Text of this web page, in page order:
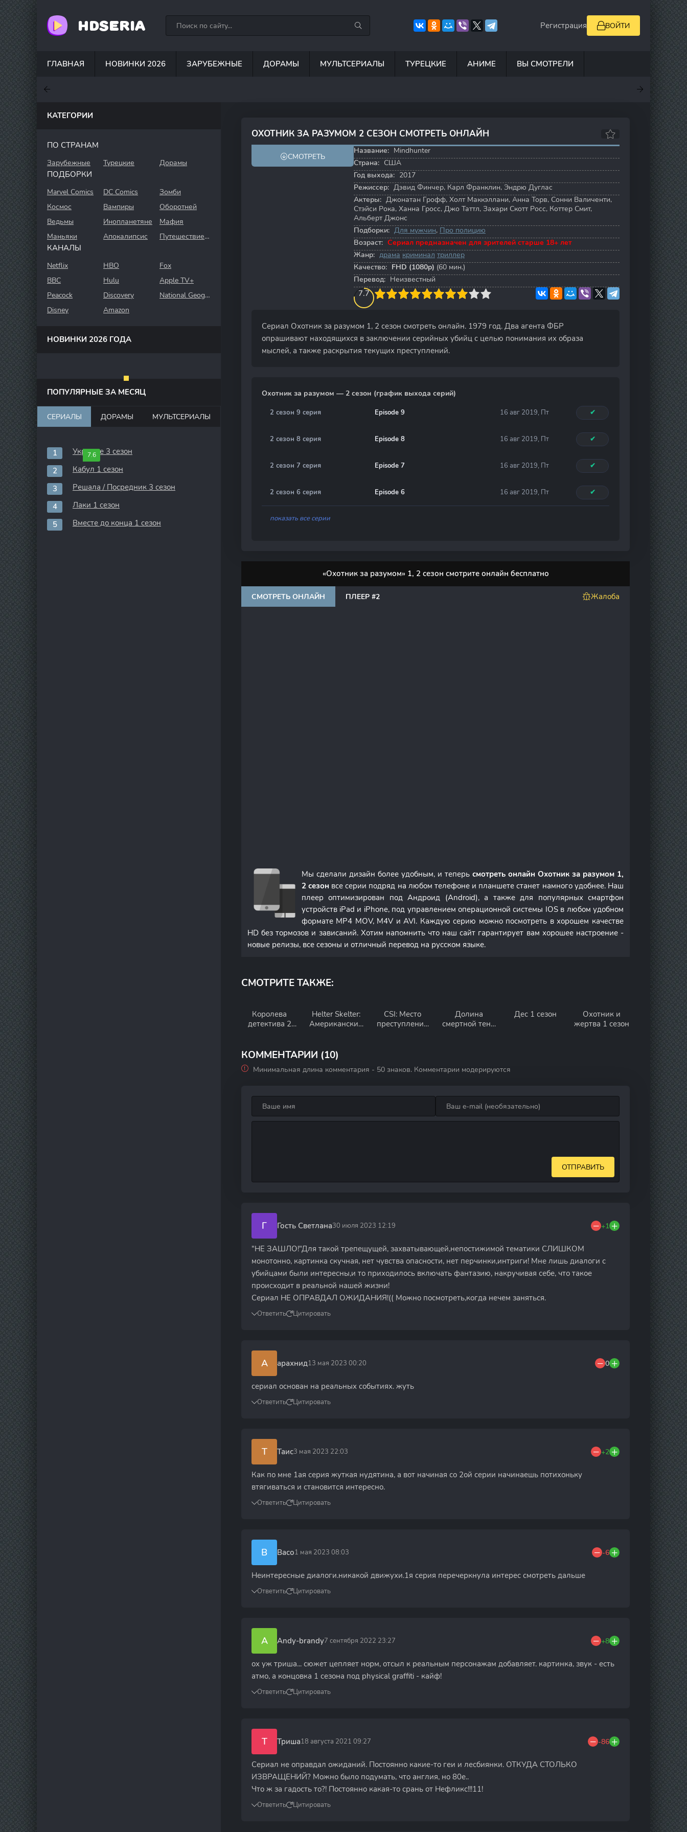
HDSERIA Регистрация ВОЙТИ
ГЛАВНАЯ НОВИНКИ 2026 ЗАРУБЕЖНЫЕ ДОРАМЫ МУЛЬТСЕРИАЛЫ ТУРЕЦКИЕ АНИМЕ ВЫ СМОТРЕЛИ
7.8
ОХОТНИК ЗА РАЗУМОМ 2 СЕЗОН СМОТРЕТЬ ОНЛАЙН
8.1 8.6
СМОТРЕТЬ
Название: Mindhunter
Страна: США
Год выхода: 2017
Режиссер: Дэвид Финчер, Карл Франклин, Эндрю Дуглас
Актеры: Джонатан Грофф, Холт Маккэллани, Анна Торв, Сонни Валиченти,
Стэйси Рока, Ханна Гросс, Джо Таттл, Захари Скотт Росс, Коттер Смит,
Альберт Джонс
Подборки: Для мужчин, Про полицию
Возраст: Сериал предназначен для зрителей старше 18+ лет
Жанр: драма криминал триллер
Качество: FHD (1080p) (60 мин.)
Перевод: Неизвестный
7.7
4 5 6 7 8 9 10
Сериал Охотник за разумом 1, 2 сезон смотреть онлайн. 1979 год. Два агента ФБР
опрашивают находящихся в заключении серийных убийц с целью понимания их образа
мыслей, а также раскрытия текущих преступлений.
Охотник за разумом — 2 сезон (график выхода серий)
2 сезон 9 серия Episode 9 16 авг 2019, Пт ✔
2 сезон 8 серия Episode 8 16 авг 2019, Пт ✔
2 сезон 7 серия Episode 7 16 авг 2019, Пт ✔
2 сезон 6 серия Episode 6 16 авг 2019, Пт ✔
показать все серии
«Охотник за разумом» 1, 2 сезон смотрите онлайн бесплатно
СМОТРЕТЬ ОНЛАЙН ПЛЕЕР #2 Жалоба
Мы сделали дизайн более удобным, и теперь смотреть онлайн Охотник за разумом 1,
2 сезон все серии подряд на любом телефоне и планшете станет намного удобнее. Наш
плеер оптимизирован под Андроид (Android), а также для популярных смартфон
устройств iPad и iPhone, под управлением операционной системы IOS в любом удобном
формате MP4 MOV, M4V и AVI. Каждую серию можно посмотреть в хорошем качестве
HD без тормозов и зависаний. Хотим напомнить что наш сайт гарантирует вам хорошее настроение -
новые релизы, все сезоны и отличный перевод на русском языке.
СМОТРИТЕ ТАКЖЕ:
Королева
детектива 2
Helter Skelter:
Американский
CSI: Место
преступления
Долина
смертной тени
Дес 1 сезон
Охотник и
жертва 1 сезон
КОММЕНТАРИИ (10)
Минимальная длина комментария - 50 знаков. Комментарии модерируются
ОТПРАВИТЬ
Г Гость Светлана30 июля 2023 12:19 +1
"НЕ ЗАШЛО!"Для такой трепещущей, захватывающей,непостижимой тематики СЛИШКОМ
монотонно, картинка скучная, нет чувства опасности, нет перчинки,интриги! Мне лишь диалоги с
убийцами были интересны,и то приходилось включать фантазию, накручивая себе, что такое
происходит в реальной нашей жизни!
Сериал НЕ ОПРАВДАЛ ОЖИДАНИЯ!(( Можно посмотреть,когда нечем заняться.
Ответить Цитировать
А арахнид13 мая 2023 00:20 0
сериал основан на реальных событиях. жуть
Ответить Цитировать
Т Таис3 мая 2023 22:03 +2
Как по мне 1ая серия жуткая нудятина, а вот начиная со 2ой серии начинаешь потихоньку
втягиваться и становится интересно.
Ответить Цитировать
В Васо1 мая 2023 08:03 -6
Неинтересные диалоги.никакой движухи.1я серия перечеркнула интерес смотреть дальше
Ответить Цитировать
A Andy-brandy7 сентября 2022 23:27 +8
ох уж триша... сюжет цепляет норм, отсыл к реальным персонажам добавляет. картинка, звук - есть
атмо, а концовка 1 сезона под physical graffiti - кайф!
Ответить Цитировать
Т Триша18 августа 2021 09:27 -86
Сериал не оправдал ожиданий. Постоянно какие-то геи и лесбиянки. ОТКУДА СТОЛЬКО
ИЗВРАЩЕНИЙ? Можно было подумать, что англия, но 80е..
Что ж за гадость то?! Постоянно какая-то срань от Нефликс!!!11!
Ответить Цитировать
КАТЕГОРИИ
ПО СТРАНАМ
Зарубежные Турецкие Дорамы
ПОДБОРКИ
Marvel Comics DC Comics
Зомби
Космос
Вампиры
Оборотней
Ведьмы
Инопланетяне
Мафия
Маньяки
Апокалипсис Путешествие во времени
КАНАЛЫ
Netflix HBO
Fox
BBC
Hulu
Apple TV+
Peacock
Discovery
National Geographic
Disney
Amazon
НОВИНКИ 2026 ГОДА
ПОПУЛЯРНЫЕ ЗА МЕСЯЦ
СЕРИАЛЫ ДОРАМЫ МУЛЬТСЕРИАЛЫ
7.6
Укрытие 3 сезон
Кабул 1 сезон
Решала / Посредник 3 сезон
Лаки 1 сезон
Вместе до конца 1 сезон